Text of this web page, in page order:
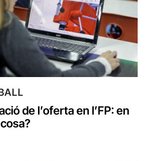
de l’oferta en l’FP: en